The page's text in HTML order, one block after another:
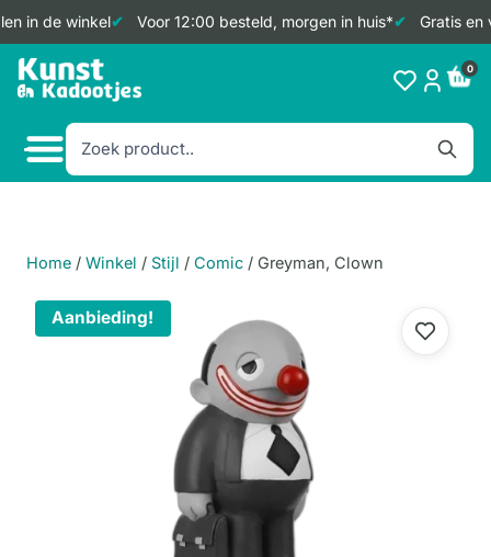
in de winkel Voor 12:00 besteld, morgen in huis* Gratis en
Doorgaan
naar
0
Home / Winkel / Stijl / Comic / Greyman, Clown
Aanbieding!